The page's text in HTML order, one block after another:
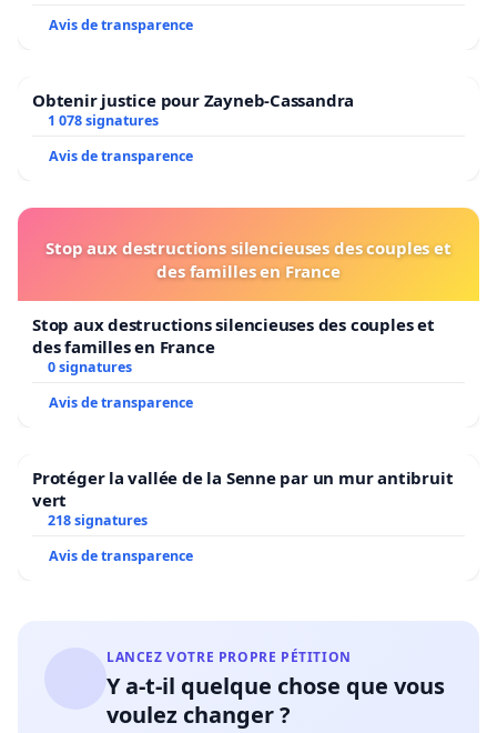
Avis de transparence
Obtenir justice pour Zayneb-Cassandra
1 078 signatures
Avis de transparence
Stop aux destructions silencieuses des couples et
des familles en France
Stop aux destructions silencieuses des couples et
des familles en France
0 signatures
Avis de transparence
Protéger la vallée de la Senne par un mur antibruit
vert
218 signatures
Avis de transparence
LANCEZ VOTRE PROPRE PÉTITION
Y a-t-il quelque chose que vous
voulez changer ?